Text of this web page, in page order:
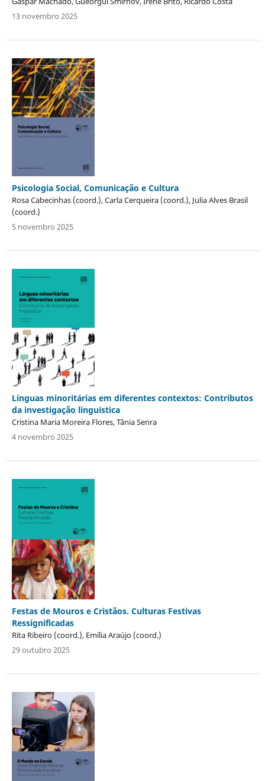
13 novembro 2025
Psicologia Social, Comunicação e Cultura
Rosa Cabecinhas (coord.), Carla Cerqueira (coord.), Julia Alves Brasil
(coord.)
5 novembro 2025
Línguas minoritárias em diferentes contextos: Contributos
da investigação linguística
Cristina Maria Moreira Flores, Tânia Senra
4 novembro 2025
Festas de Mouros e Cristãos. Culturas Festivas
Ressignificadas
Rita Ribeiro (coord.), Emília Araújo (coord.)
29 outubro 2025